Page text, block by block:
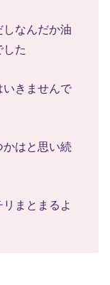
なんだか油
た
きませんで
はと思い続
まとまるよ